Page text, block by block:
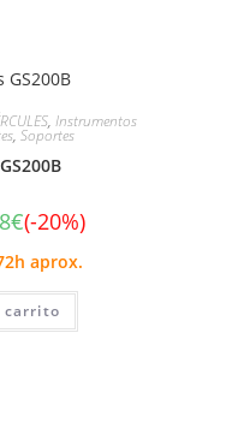
,Instrumentos
,Soportes
€(-20%)
aprox.
carrito